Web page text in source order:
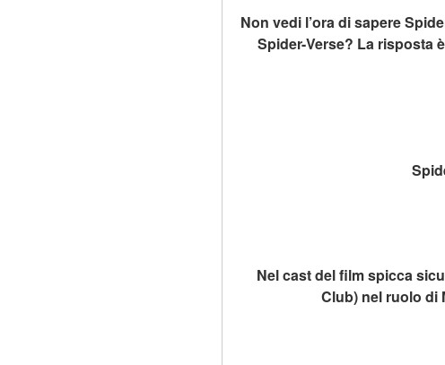
Non vedi l’ora di sapere
Spider-Verse? La risposta
Nel cast del film spicca
Club) nel ruolo di